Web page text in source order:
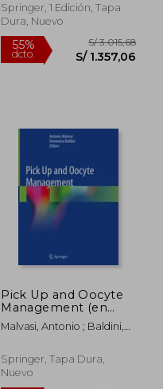
55%
dcto.
S/
S/
Springer, 1 Edición, Tapa
Dura, Nuevo
Pick Up and Oocyte
Management (en
Inglés)
Malvasi, Antonio ; Baldini,
Springer, Tapa Dura,
Nuevo